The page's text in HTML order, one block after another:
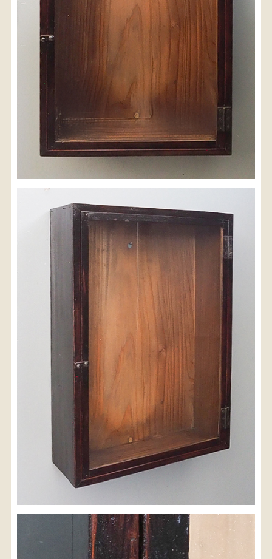
お届け先、送料ランクを選択する事で送料が表
示されます。
送料ランク
配送料金(税込)
店舗までお問い合わせ下さい。
03-3468-0853